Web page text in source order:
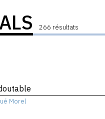
266 résultats
Morel